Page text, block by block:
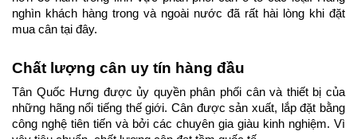
nghìn khách hàng trong và ngoài nước đã rất hài lòng khi đặt
mua cân tại đây.
Chất lượng cân uy tín hàng đầu
Tân Quốc Hưng được ủy quyền phân phối cân và thiết bị của
những hãng nổi tiếng thế giới. Cân được sản xuất, lắp đặt bằng
công nghệ tiên tiến và bởi các chuyên gia giàu kinh nghiệm. Vì